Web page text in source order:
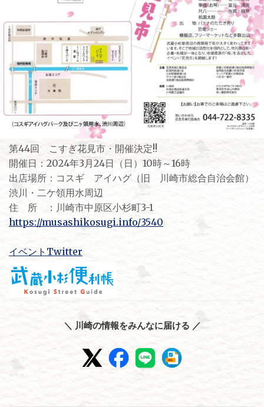
第44回 こすぎ花見市・開催決定!!
開催日：2024年3月24日（日）10時～16時
出店場所：コスギ アイハグ（旧 川崎市総合自治会館）
渋川・二ケ領用水周辺
住 所 ：川崎市中原区小杉町3-1
https://musashikosugi.info/3540
イベントTwitter
＼ 川崎の情報をみんなに届ける ／